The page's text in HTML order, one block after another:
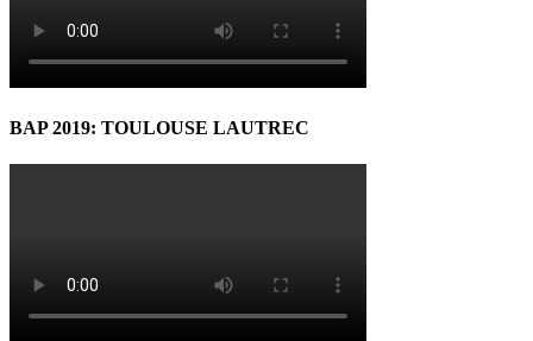
BAP 2019: TOULOUSE LAUTREC